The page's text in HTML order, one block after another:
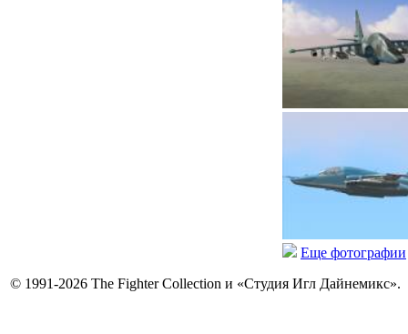
Еще фотографии
© 1991-2026 The Fighter Collection и «Студия Игл Дайнемикс».